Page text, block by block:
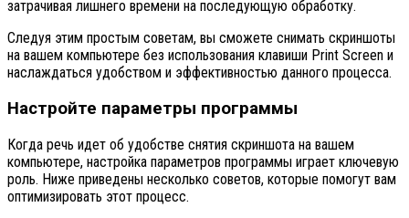
затрачивая лишнего времени на последующую обработку.
Следуя этим простым советам, вы сможете снимать скриншоты
на вашем компьютере без использования клавиши Print Screen и
наслаждаться удобством и эффективностью данного процесса.
Настройте параметры программы
Когда речь идет об удобстве снятия скриншота на вашем
компьютере, настройка параметров программы играет ключевую
роль. Ниже приведены несколько советов, которые помогут вам
оптимизировать этот процесс.